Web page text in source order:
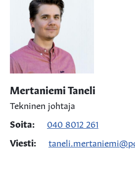
Mertaniemi Taneli
Tekninen johtaja
Soita:
040 8012 261
Viesti: